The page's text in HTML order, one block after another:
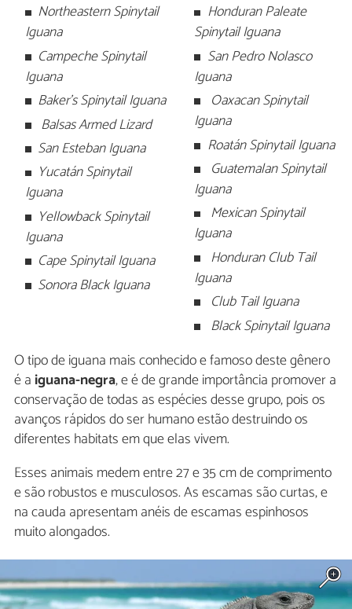
Northeastern Spinytail
Iguana
Campeche Spinytail
Iguana
Baker's Spinytail Iguana
Balsas Armed Lizard
San Esteban Iguana
Yucatán Spinytail
Iguana
Yellowback Spinytail
Iguana
Cape Spinytail Iguana
Sonora Black Iguana
Honduran Paleate
Spinytail Iguana
San Pedro Nolasco
Iguana
Oaxacan Spinytail
Iguana
Roatán Spinytail Iguana
Guatemalan Spinytail
Iguana
Mexican Spinytail
Iguana
Honduran Club Tail
Iguana
Club Tail Iguana
Black Spinytail Iguana
O tipo de iguana mais conhecido e famoso deste gênero
é a iguana-negra, e é de grande importância promover a
conservação de todas as espécies desse grupo, pois os
avanços rápidos do ser humano estão destruindo os
diferentes habitats em que elas vivem.
Esses animais medem entre 27 e 35 cm de comprimento
e são robustos e musculosos. As escamas são curtas, e
na cauda apresentam anéis de escamas espinhosos
muito alongados.